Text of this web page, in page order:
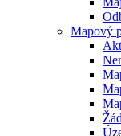
Mapový